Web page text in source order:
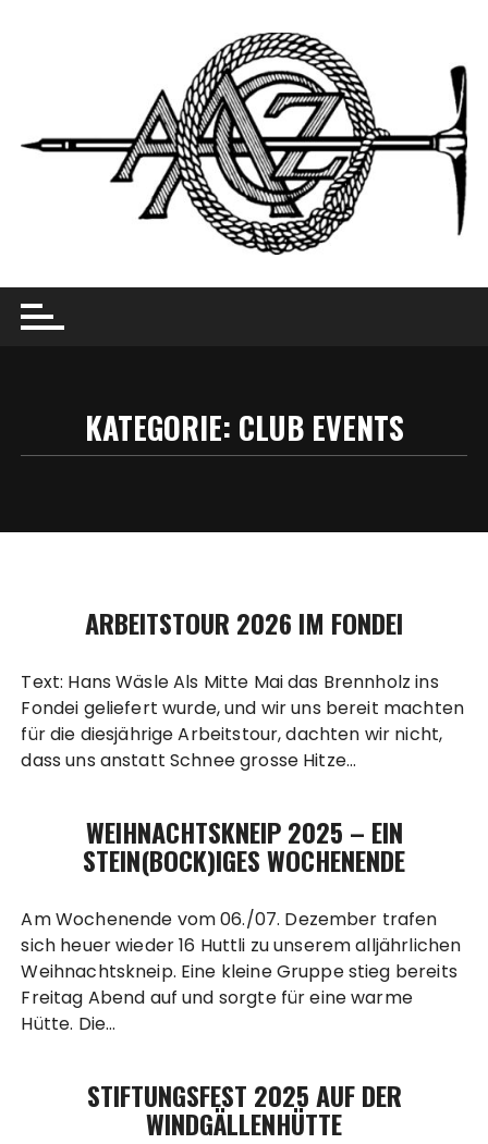
KATEGORIE: CLUB EVENTS
ARBEITSTOUR 2026 IM FONDEI
Text: Hans Wäsle Als Mitte Mai das Brennholz ins
Fondei geliefert wurde, und wir uns bereit machten
für die diesjährige Arbeitstour, dachten wir nicht,
dass uns anstatt Schnee grosse Hitze…
WEIHNACHTSKNEIP 2025 – EIN
STEIN(BOCK)IGES WOCHENENDE
Am Wochenende vom 06./07. Dezember trafen
sich heuer wieder 16 Huttli zu unserem alljährlichen
Weihnachtskneip. Eine kleine Gruppe stieg bereits
Freitag Abend auf und sorgte für eine warme
Hütte. Die…
STIFTUNGSFEST 2025 AUF DER
WINDGÄLLENHÜTTE